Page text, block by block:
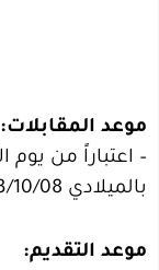
موعد المقابلات:
بالميلادي 2023/10/08م.
موعد التقديم: